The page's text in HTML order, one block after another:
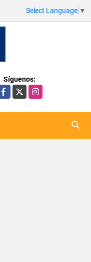
Select Language ▼
Síguenos:
Facebook
X Instagram